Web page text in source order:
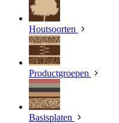
Houtsoorten
Productgroepen
Basisplaten